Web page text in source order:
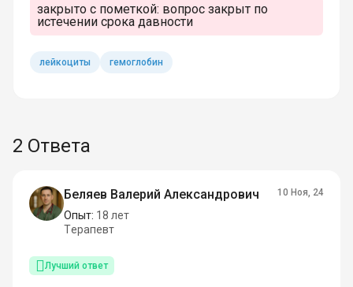
закрыто с пометкой: вопрос закрыт по
истечении срока давности
лейкоциты гемоглобин
2 Ответа
Беляев Валерий Александрович
Опыт: 18 лет
Терапевт
10 Ноя, 24
Лучший ответ